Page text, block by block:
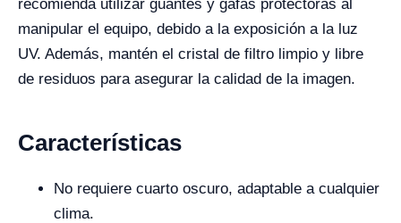
recomienda utilizar guantes y gafas protectoras al
manipular el equipo, debido a la exposición a la luz
UV. Además, mantén el cristal de filtro limpio y libre
de residuos para asegurar la calidad de la imagen.
Características
No requiere cuarto oscuro, adaptable a cualquier
clima.